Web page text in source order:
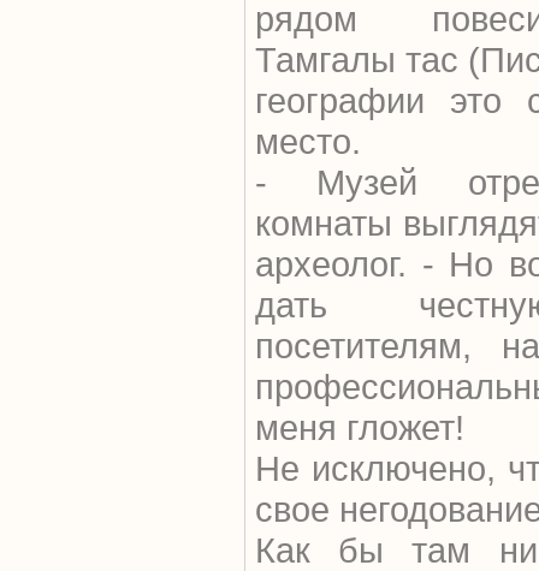
рядом
Тамгалы тас
географии это
место.
- Музей
комнаты
археолог. - Но
дать
посетителям,
меня гложет!
Не исключено,
свое
Как бы там ни